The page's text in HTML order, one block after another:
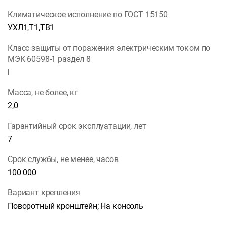
Климатическое исполнение по ГОСТ 15150
УХЛ1,Т1,ТВ1
Класс защиты от поражения электрическим током по
МЭК 60598-1 раздел 8
Масса, не более, кг
2,0
Гарантийный срок эксплуатации, лет
7
Срок службы, не менее, часов
100 000
Вариант крепления
Поворотный кронштейн; На консоль